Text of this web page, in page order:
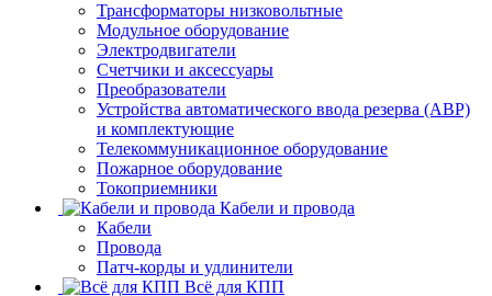
Трансформаторы низковольтные
Модульное оборудование
Электродвигатели
Счетчики и аксессуары
Преобразователи
Устройства автоматического ввода резерва (АВР)
и комплектующие
Телекоммуникационное оборудование
Пожарное оборудование
Токоприемники
Кабели и провода
Кабели
Провода
Патч-корды и удлинители
Всё для КПП